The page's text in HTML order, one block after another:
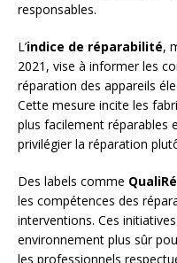
responsables.
L’indice de réparabilité,
2021, vise à informer les
réparation des appareils
Cette mesure incite les
plus facilement réparables
privilégier la réparation
Des labels comme
les compétences des
interventions. Ces
environnement plus sûr
les professionnels